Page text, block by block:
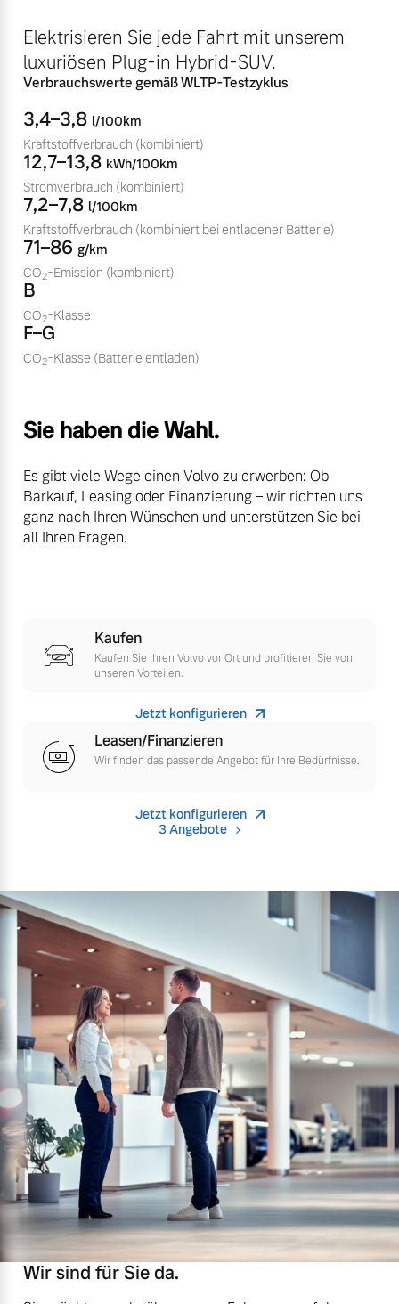
Fahrzeug konfigurieren
Sofort verfügbare Fahrzeuge
Volvo Selekt
Mehr erfahren
Editionsmodelle
Mehr erfahren
Vielzahl von Original
Volvo Winter- und
Sommer Kompletträder.
Mehr erfahren
Entdecken Sie unsere
Finanzierung & Leasing
Elektrisieren Sie jede Fahrt mit unserem
luxuriösen Plug-in Hybrid-SUV.
Verbrauchswerte gemäß WLTP-Testzyklus
3,4–3,8 l/100km
Kraftstoffverbrauch (kombiniert)
12,7–13,8 kWh/100km
Stromverbrauch (kombiniert)
7,2–7,8 l/100km
Kraftstoffverbrauch (kombiniert bei entladener Batterie)
71–86 g/km
CO2-Emission (kombiniert)
B
CO2-Klasse
F–G
CO2-Klasse (Batterie entladen)
Sie haben die Wahl.
Es gibt viele Wege einen Volvo zu erwerben: Ob
Barkauf, Leasing oder Finanzierung – wir richten uns
ganz nach Ihren Wünschen und unterstützen Sie bei
all Ihren Fragen.
Kaufen
Kaufen Sie Ihren Volvo vor Ort und profitieren Sie von
unseren Vorteilen.
Jetzt konfigurieren
Leasen/Finanzieren
Wir finden das passende Angebot für Ihre Bedürfnisse.
Jetzt konfigurieren
3 Angebote
Wir sind für Sie da.